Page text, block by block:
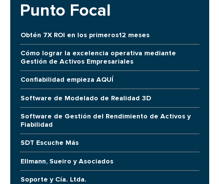
Punto Focal
Obtén 7X ROI en los primeros12 meses
Cómo lograr la excelencia operativa mediante
Gestión de Activos Empresariales
Confiabilidad empieza AQUÍ
Software de Modelado de Realidad 3D
Software de Gestión del Rendimiento de Activos y
Fiabilidad
SDT Escuche Más
Ellmann, Sueiro y Asociados
Soporte y Cía. Ltda.